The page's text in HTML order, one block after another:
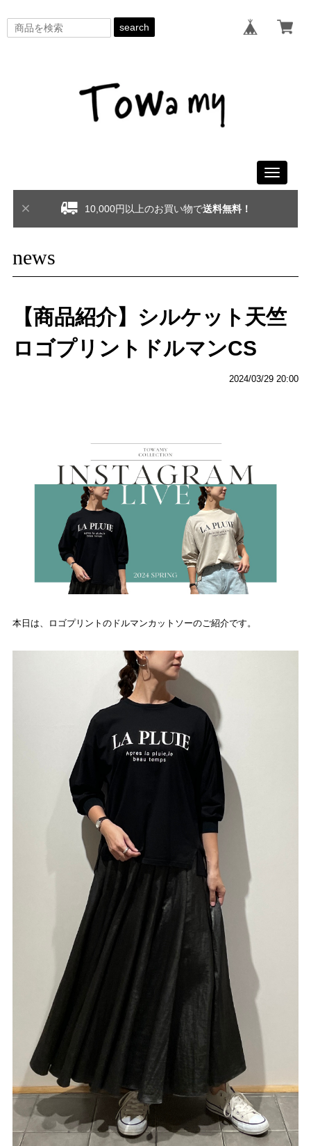
search
Toggle
10,000円以上のお買い物で送料無料！
news
【商品紹介】シルケット天竺
ロゴプリントドルマンCS
2024/03/29 20:00
本日は、ロゴプリントのドルマンカットソーのご紹介です。